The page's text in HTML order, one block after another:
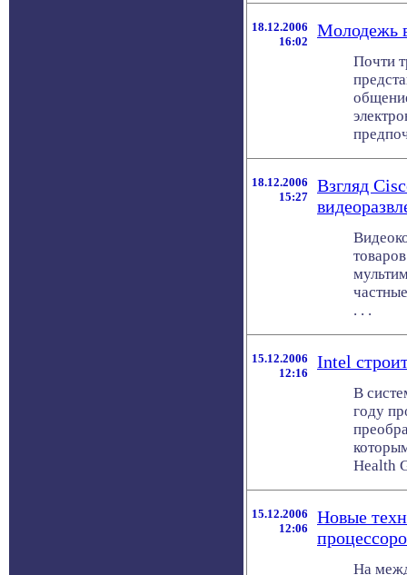
18.12.2006
16:02
Молодежь
Почти
18.12.2006
15:27
Взгляд
. . .
15.12.2006
12:16
Intel
В
году
Health
15.12.2006
12:06
Новые
На